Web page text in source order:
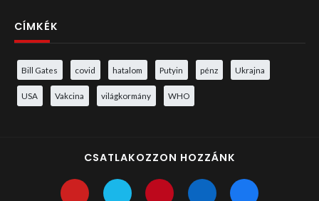
CÍMKÉK
Bill Gates covid hatalom Putyin pénz Ukrajna
USA Vakcina világkormány WHO
CSATLAKOZZON HOZZÁNK